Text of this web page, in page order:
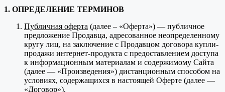
1. ОПРЕДЕЛЕНИЕ ТЕРМИНОВ
Публичная оферта (далее – «Оферта») — публичное
предложение Продавца, адресованное неопределенному
кругу лиц, на заключение с Продавцом договора купли-
продажи интернет-продукта с предоставлением доступа
к информационным материалам и содержимому Сайта
(далее — «Произведения») дистанционным способом на
условиях, содержащихся в настоящей Оферте (далее —
«Договор»).